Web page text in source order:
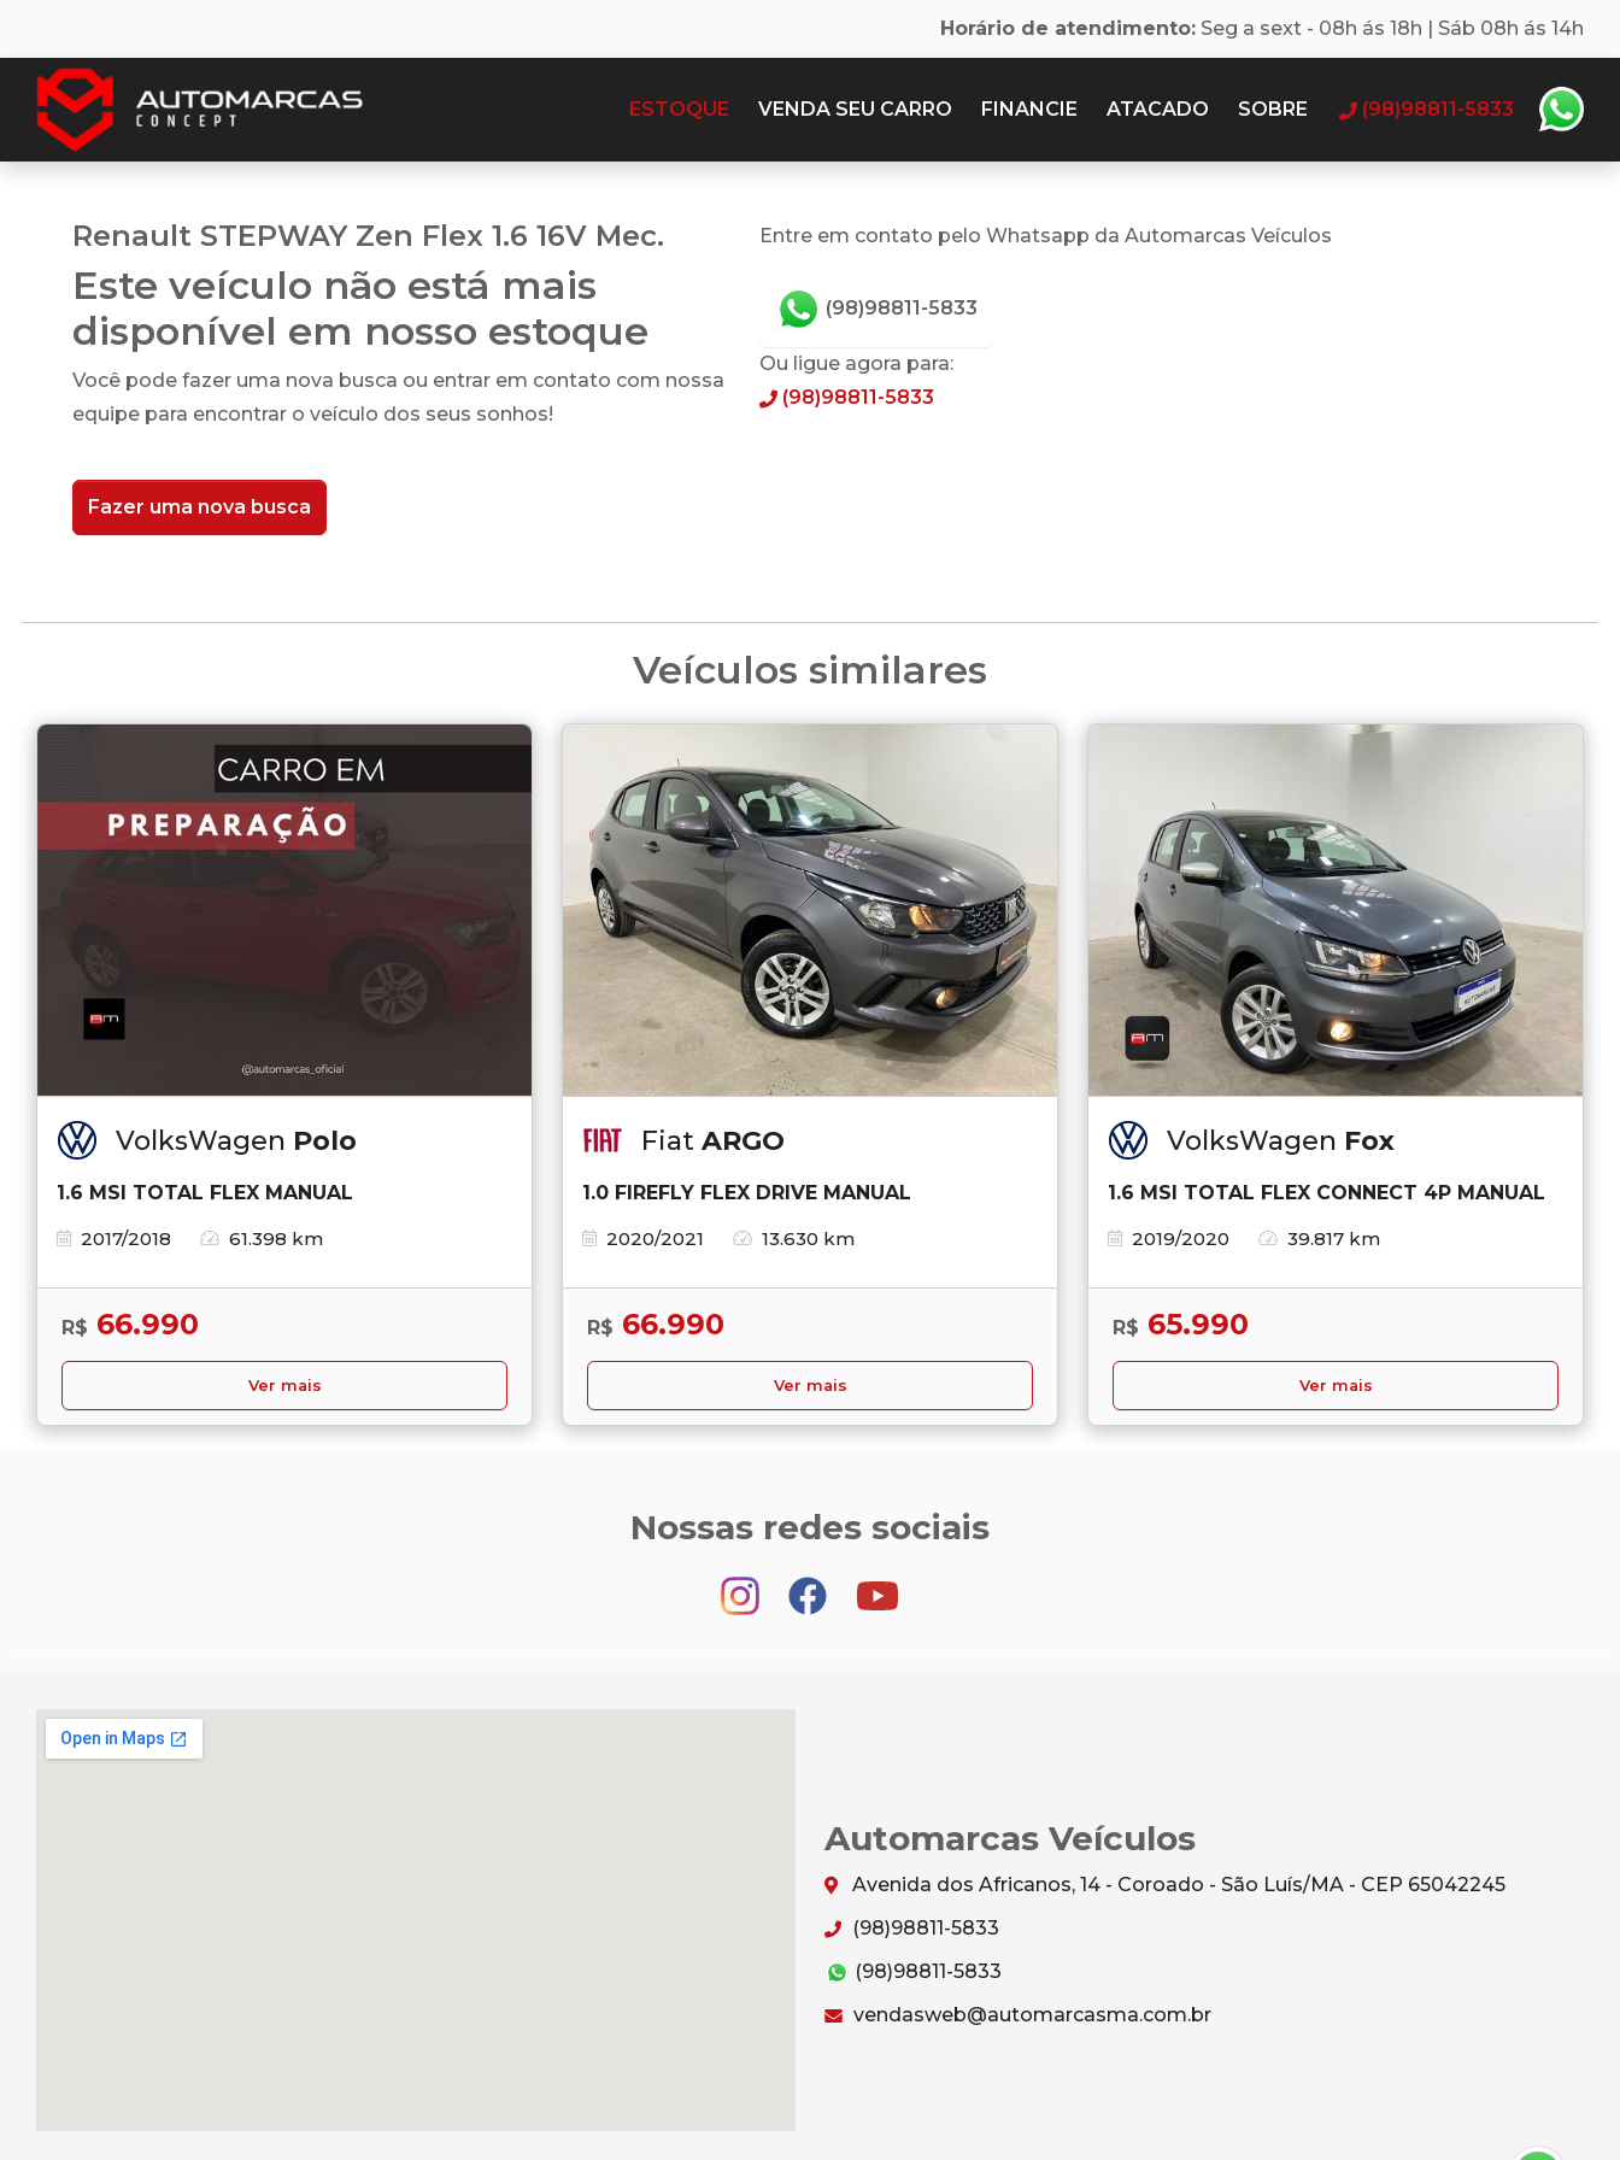
Horário de atendimento: Seg a sext - 08h ás 18h | Sáb 08h ás 14h
ESTOQUE VENDA SEU CARRO FINANCIE ATACADO SOBRE (98)98811-5833
Renault STEPWAY Zen Flex 1.6 16V Mec.
Este veículo não está mais
disponível em nosso estoque
Você pode fazer uma nova busca ou entrar em contato com nossa
equipe para encontrar o veículo dos seus sonhos!
Fazer uma nova busca
Entre em contato pelo Whatsapp da Automarcas Veículos
(98)98811-5833
Ou ligue agora para:
(98)98811-5833
Veículos similares
VolksWagen Polo
1.6 MSI TOTAL FLEX MANUAL
2017/2018
61.398 km
R$ 66.990
Ver mais
Fiat ARGO
1.0 FIREFLY FLEX DRIVE MANUAL
2020/2021
13.630 km
R$ 66.990
Ver mais
VolksWagen Fox
1.6 MSI TOTAL FLEX CONNECT 4P MANUAL
2019/2020
39.817 km
R$ 65.990
Ver mais
Nossas redes sociais
Automarcas Veículos
Avenida dos Africanos, 14 - Coroado - São Luís/MA - CEP 65042245
(98)98811-5833
(98)98811-5833
vendasweb@automarcasma.com.br